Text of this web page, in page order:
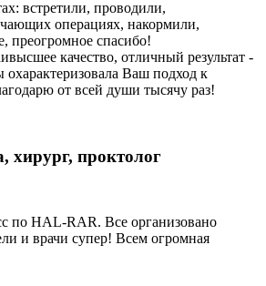
встретили, проводили,
операциях, накормили,
преогромное спасибо!
качество, отличный результат -
охарактеризовала Ваш подход к
от всей души тысячу раз!
хирург, проктолог
по HAL-RAR. Все организовано
и врачи супер! Всем огромная